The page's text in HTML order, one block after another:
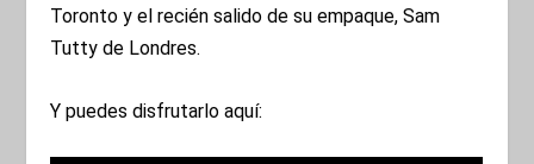
Toronto y el recién salido de su empaque, Sam
Tutty de Londres.
Y puedes disfrutarlo aquí: